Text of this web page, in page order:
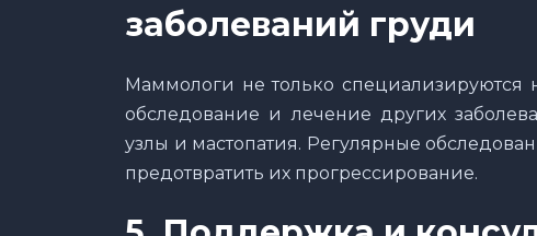
заболеваний груди
Маммологи не только
обследование и лечение других
узлы и мастопатия. Регулярные
предотвратить их прогрессирование.